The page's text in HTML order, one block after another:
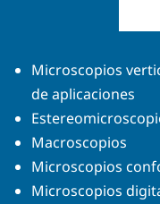
Microscopios
de aplicaciones
Macroscopios
Microscopios
Microscopios